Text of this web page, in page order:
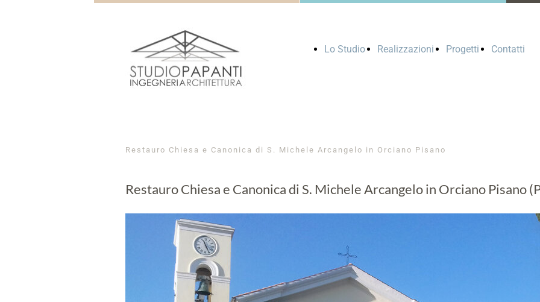
Lo Studio Realizzazioni Progetti Contatti
Restauro Chiesa e Canonica di S. Michele Arcangelo in Orciano Pisano
Restauro Chiesa e Canonica di S. Michele Arcangelo in Orciano Pisano